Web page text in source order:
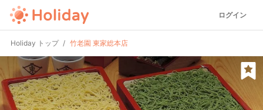
ログイン
Holiday トップ 竹老園 東家総本店